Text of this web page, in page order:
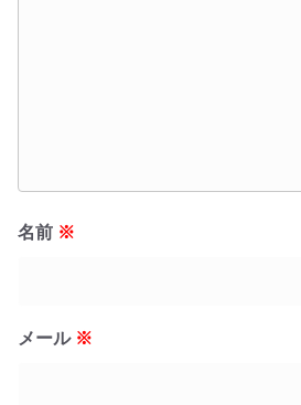
名前 ※
メール ※